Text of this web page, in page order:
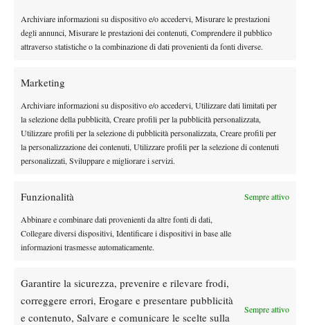
Archiviare informazioni su dispositivo e/o accedervi, Misurare le prestazioni
degli annunci, Misurare le prestazioni dei contenuti, Comprendere il pubblico
attraverso statistiche o la combinazione di dati provenienti da fonti diverse.
Marketing
Archiviare informazioni su dispositivo e/o accedervi, Utilizzare dati limitati per
la selezione della pubblicità, Creare profili per la pubblicità personalizzata,
Utilizzare profili per la selezione di pubblicità personalizzata, Creare profili per
la personalizzazione dei contenuti, Utilizzare profili per la selezione di contenuti
personalizzati, Sviluppare e migliorare i servizi.
Funzionalità Sempre attivo
Abbinare e combinare dati provenienti da altre fonti di dati,
Collegare diversi dispositivi, Identificare i dispositivi in base alle
informazioni trasmesse automaticamente.
Garantire la sicurezza, prevenire e rilevare frodi,
correggere errori, Erogare e presentare pubblicità
e contenuto, Salvare e comunicare le scelte sulla
Sempre attivo
all’anno tra trasferte per tornei, allenatori da pagare, ecc.
Insomma quanto può costarti una stagione di tennis per
Marco alla sua età?
MOLTO elevato anche perchè Marco, fino ad ora, a tutti i
tornei, anche di categoria superiore, a cui ha partecipato, è
sempre arrivato in finale ciò vuol dire più giorni di trasferte e di
soggiorno.”
Se dovessi dare un consiglio ad un altro genitore di tennista,
cosa gli diresti?
di un genitore deve essere quello di assecondare la passione del
bimbo senza creargli ansie o aspettative. A questa età deve
essere visto come un gioco e non come un dovere…”
Grazie Fabio e in bocca al lupo per tutto